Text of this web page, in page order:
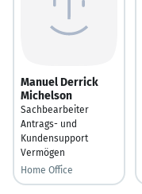
Manuel Derrick
Michelson
Sachbearbeiter
Antrags- und
Kundensupport
Vermögen
Home Office